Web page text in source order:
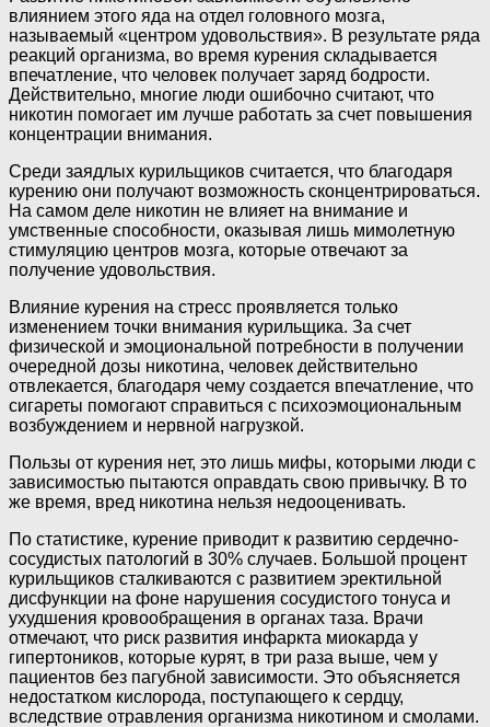
влиянием этого яда на отдел головного мозга,
называемый «центром удовольствия». В результате ряда
реакций организма, во время курения складывается
впечатление, что человек получает заряд бодрости.
Действительно, многие люди ошибочно считают, что
никотин помогает им лучше работать за счет повышения
концентрации внимания.
Среди заядлых курильщиков считается, что благодаря
курению они получают возможность сконцентрироваться.
На самом деле никотин не влияет на внимание и
умственные способности, оказывая лишь мимолетную
стимуляцию центров мозга, которые отвечают за
получение удовольствия.
Влияние курения на стресс проявляется только
изменением точки внимания курильщика. За счет
физической и эмоциональной потребности в получении
очередной дозы никотина, человек действительно
отвлекается, благодаря чему создается впечатление, что
сигареты помогают справиться с психоэмоциональным
возбуждением и нервной нагрузкой.
Пользы от курения нет, это лишь мифы, которыми люди с
зависимостью пытаются оправдать свою привычку. В то
же время, вред никотина нельзя недооценивать.
По статистике, курение приводит к развитию сердечно-
сосудистых патологий в 30% случаев. Большой процент
курильщиков сталкиваются с развитием эректильной
дисфункции на фоне нарушения сосудистого тонуса и
ухудшения кровообращения в органах таза. Врачи
отмечают, что риск развития инфаркта миокарда у
гипертоников, которые курят, в три раза выше, чем у
пациентов без пагубной зависимости. Это объясняется
недостатком кислорода, поступающего к сердцу,
вследствие отравления организма никотином и смолами.